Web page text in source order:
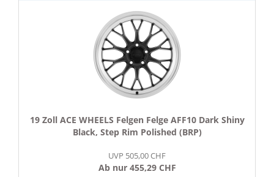
19 Zoll ACE WHEELS Felgen Felge AFF10 Dark Shiny
Black, Step Rim Polished (BRP)
UVP 505,00 CHF
Ab nur 455,29 CHF